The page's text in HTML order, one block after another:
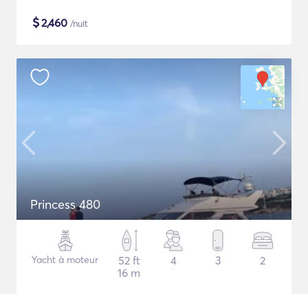
$2,460 /nuit
Princess 480
Yacht à moteur
52 ft
16 m
4 3 2